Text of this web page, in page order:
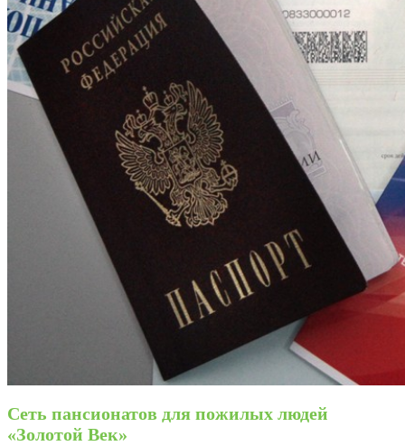
Сеть пансионатов для пожилых людей
«Золотой Век»